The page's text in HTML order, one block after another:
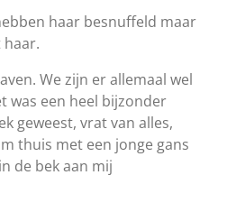
haar besnuffeld maar
haar.
We zijn er allemaal wel
was een heel bijzonder
geweest, vrat van alles,
thuis met een jonge gans
de bek aan mij